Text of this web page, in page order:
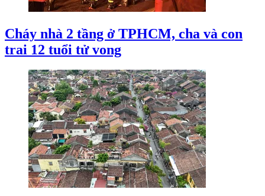
Cháy nhà 2 tầng ở TPHCM, cha và con
trai 12 tuổi tử vong